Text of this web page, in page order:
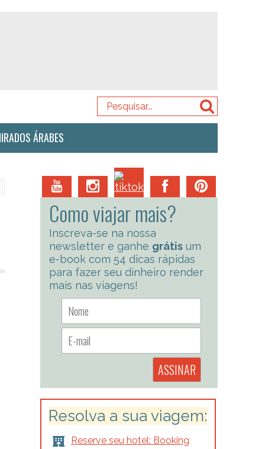
ÁRABES
Como viajar mais?
Inscreva-se na nossa
newsletter e ganhe grátis um
e-book com 54 dicas rápidas
para fazer seu dinheiro render
mais nas viagens!
Resolva a sua viagem:
Reserve seu hotel: Booking